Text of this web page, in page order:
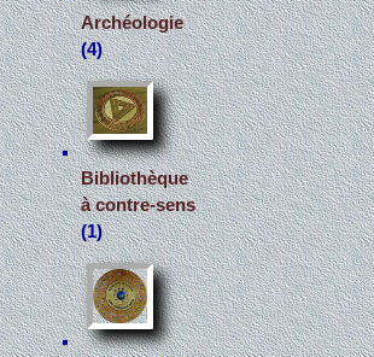
Archéologie
(4)
Bibliothèque
à contre-sens
(1)